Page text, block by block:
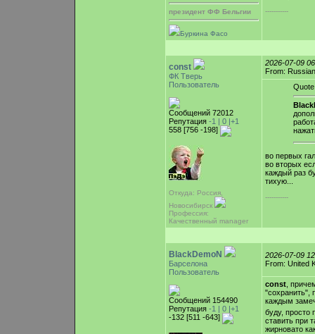
президент ФФ Бельгии
Буркина Фасо
-----------
const
ФК Тверь
Пользователь
Сообщений 72012
Репутация -1 | 0 |+1
558 [756 -198]
Откуда: Россия,
Новосибирск
Профессия:
Качественный manager
2026-07-09
From:
Quote
во первых
во вторых
каждый раз
тихую...
-----------
BlackDemoN
Барселона
Пользователь
Сообщений 154490
Репутация -1 | 0 |+1
-132 [511 -643]
2026-07-09
From: United
const ,
"сохранить",
каждым
буду, просто
ставить при
жирновато